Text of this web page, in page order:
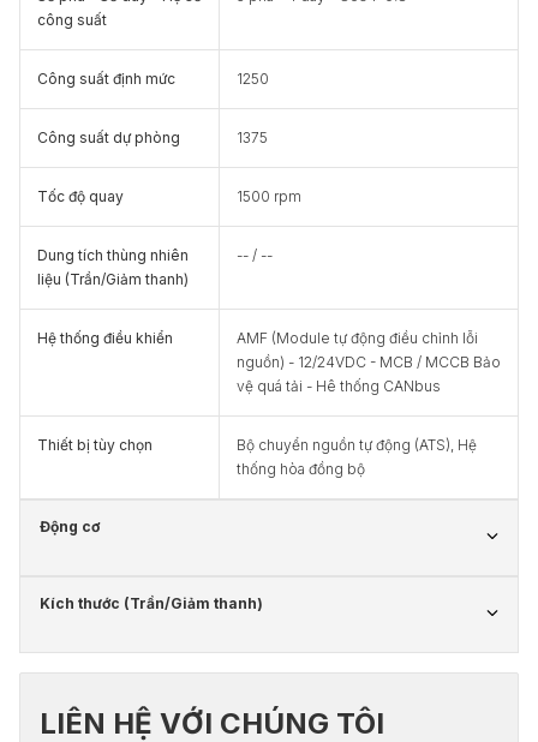
công suất
Công suất định mức 1250
Công suất dự phòng 1375
Tốc độ quay 1500 rpm
Dung tích thùng nhiên
liệu (Trần/Giảm thanh)
-- / --
Hệ thống điều khiển
AMF (Module tự động điều chỉnh lỗi
nguồn) - 12/24VDC - MCB / MCCB Bảo
vệ quá tải - Hê thống CANbus
Thiết bị tùy chọn
Bộ chuyển nguồn tự động (ATS), Hệ
thống hòa đồng bộ
Động cơ
Kích thước (Trần/Giảm thanh)
LIÊN HỆ VỚI CHÚNG TÔI